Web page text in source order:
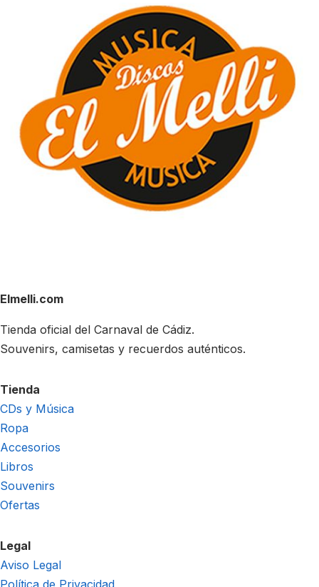
Elmelli.com
Tienda oficial del Carnaval de Cádiz.
Souvenirs, camisetas y recuerdos auténticos.
Tienda
CDs y Música
Ropa
Accesorios
Libros
Souvenirs
Ofertas
Legal
Aviso Legal